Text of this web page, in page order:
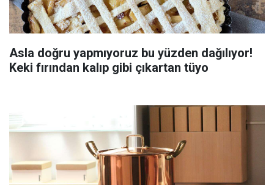
Asla doğru yapmıyoruz bu yüzden dağılıyor!
Keki fırından kalıp gibi çıkartan tüyo